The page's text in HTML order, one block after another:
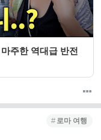
주한 역대급 반전
로마 여행